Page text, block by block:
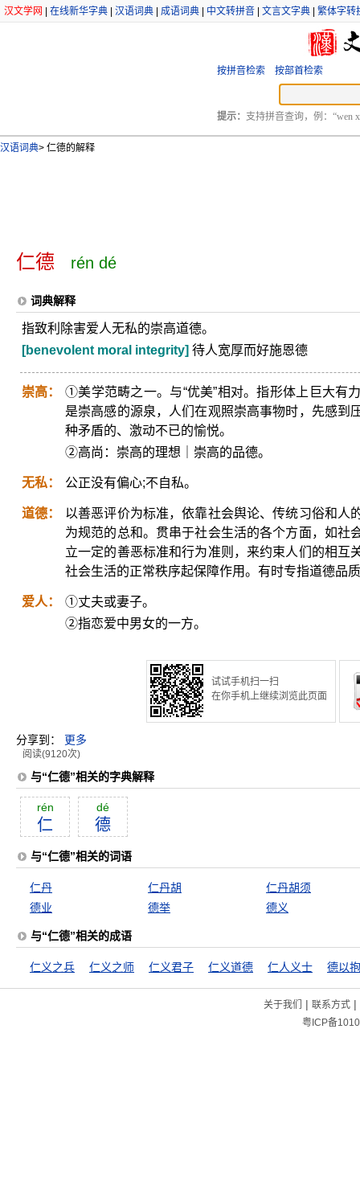
汉文学网 在线新华字典 汉语词典 成语词典 中文转拼音 文言文字典 繁体字转
按拼音检索 按部首检索
提示： 支持拼音查询，例：“wen
汉语词典> 仁德的解释
仁德 rén dé
词典解释
指致利除害爱人无私的崇高道德。
[benevolent moral integrity] 待人宽厚而好施恩德
崇高：
①美学范畴之一。与“优美”相对。指形体上巨大有
是崇高感的源泉，人们在观照崇高事物时，先感到
种矛盾的、激动不已的愉悦。
②高尚：崇高的理想｜崇高的品德。
无私： 公正没有偏心;不自私。
道德：
以善恶评价为标准，依靠社会舆论、传统习俗和人
为规范的总和。贯串于社会生活的各个方面，如社
立一定的善恶标准和行为准则，来约束人们的相互
社会生活的正常秩序起保障作用。有时专指道德品
爱人：
①丈夫或妻子。
②指恋爱中男女的一方。
试试手机扫一扫
在你手机上继续浏览此页面
分享到： 更多
阅读(9120次)
与“仁德”相关的字典解释
rén
仁
dé
德
与“仁德”相关的词语
仁丹 仁丹胡
仁丹胡须
德业
德举 德义
与“仁德”相关的成语
仁义之兵 仁义之师 仁义君子 仁义道德 仁人义士 德以
关于我们 | 联系方式|
粤ICP备